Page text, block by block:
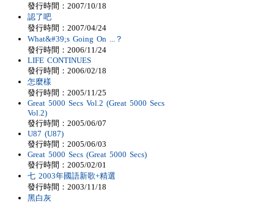
發行時間：2007/10/18
認了吧
發行時間：2007/04/24
What&#39;s Going On ...？
發行時間：2006/11/24
LIFE CONTINUES
發行時間：2006/02/18
怎麼樣
發行時間：2005/11/25
Great 5000 Secs Vol.2 (Great 5000 Secs
Vol.2)
發行時間：2005/06/07
U87 (U87)
發行時間：2005/06/03
Great 5000 Secs (Great 5000 Secs)
發行時間：2005/02/01
七 2003年國語新歌+精選
發行時間：2003/11/18
黑白灰